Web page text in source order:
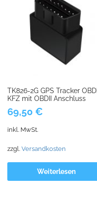
TK826-2G GPS Tracker OBDII
KFZ mit OBDII Anschluss
69,50 €
inkl. MwSt.
zzgl. Versandkosten
Weiterlesen